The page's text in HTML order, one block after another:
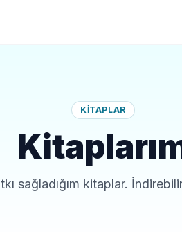
KITAPLAR
sağladığım kitaplar.